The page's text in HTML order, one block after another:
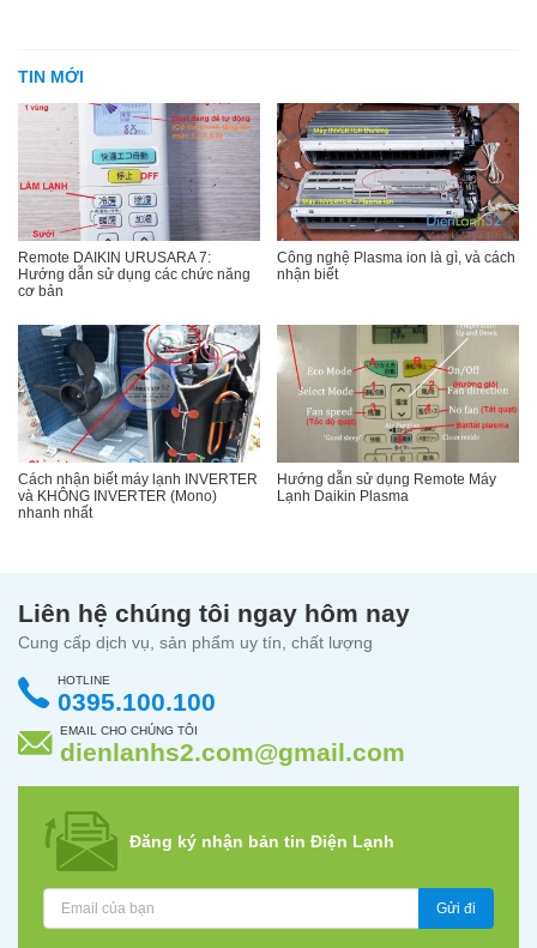
TIN MỚI
Remote DAIKIN URUSARA 7:
Hướng dẫn sử dụng các chức năng
cơ bản
Công nghệ Plasma ion là gì, và cách
nhận biết
Cách nhận biết máy lạnh INVERTER
và KHÔNG INVERTER (Mono)
nhanh nhất
Hướng dẫn sử dụng Remote Máy
Lạnh Daikin Plasma
Liên hệ chúng tôi ngay hôm nay
Cung cấp dịch vụ, sản phẩm uy tín, chất lượng
HOTLINE
0395.100.100
EMAIL CHO CHÚNG TÔI
dienlanhs2.com@gmail.com
Đăng ký nhận bản tin Điện Lạnh
Gửi đi